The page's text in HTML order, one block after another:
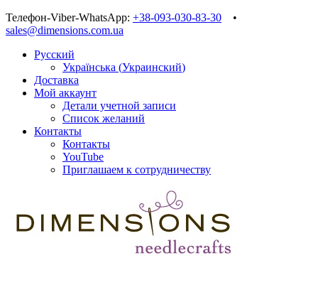
Телефон-Viber-WhatsApp: +38-093-030-83-30 •
sales@dimensions.com.ua
Русский
Українська (Украинский)
Доставка
Мой аккаунт
Детали учетной записи
Список желаний
Контакты
Контакты
YouTube
Приглашаем к сотрудничеству